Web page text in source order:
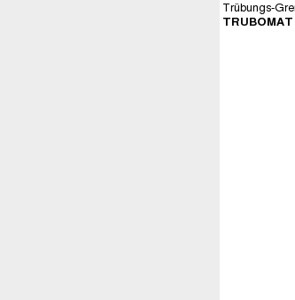
Trübungs-
TRUBOMAT